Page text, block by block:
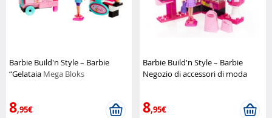
Barbie Build'n Style – Barbie
“Gelataia Mega Bloks
8,95€
Barbie Build'n Style – Barbie
Negozio di accessori di moda
8,95€